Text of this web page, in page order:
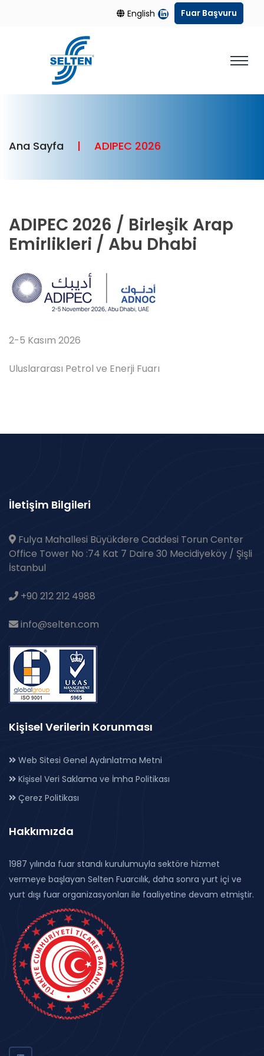
English Fuar Başvuru
Ana Sayfa ADIPEC 2026
ADIPEC 2026 / Birleşik Arap
Emirlikleri / Abu Dhabi
2-5 Kasım 2026
Uluslararası Petrol ve Enerji Fuarı
İletişim Bilgileri
Fulya Mahallesi Büyükdere Caddesi Torun Center
Office Tower No :74 Kat 7 Daire 30 Mecidiyeköy / Şişli
İstanbul
+90 212 212 4988
info@selten.com
Kişisel Verilerin Korunması
Web Sitesi Genel Aydınlatma Metni
Kişisel Veri Saklama ve İmha Politikası
Çerez Politikası
Hakkımızda
1987 yılında fuar standı kurulumuyla sektöre hizmet
vermeye başlayan Selten Fuarcılık, daha sonra yurt içi ve
yurt dışı fuar organizasyonları ile faaliyetine devam etmiştir.